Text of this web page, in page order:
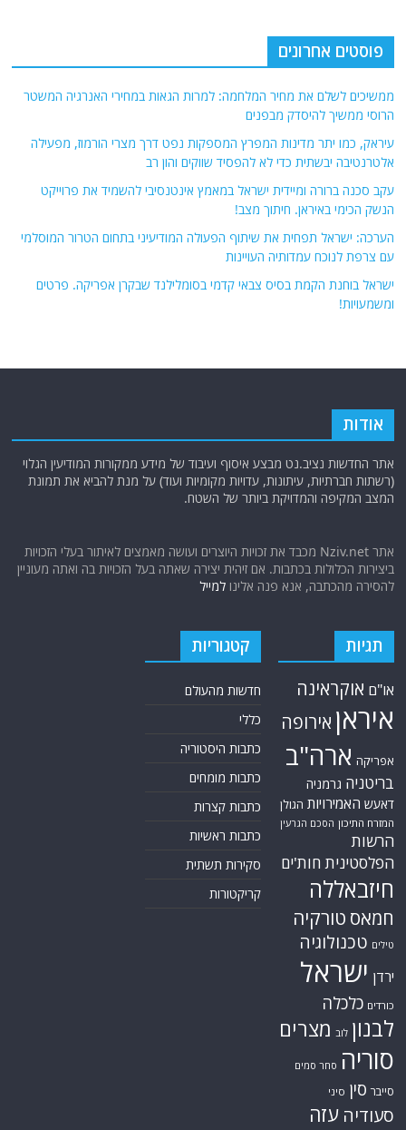
פוסטים אחרונים
ממשיכים לשלם את מחיר המלחמה: למרות הגאות במחירי האנרגיה המשטר
הרוסי ממשיך להיסדק מבפנים
עיראק, כמו יתר מדינות המפרץ המספקות נפט דרך מצרי הורמוז, מפעילה
אלטרנטיבה יבשתית כדי לא להפסיד שווקים והון רב
עקב סכנה ברורה ומיידית ישראל במאמץ אינטנסיבי להשמיד את פרוייקט
הנשק הכימי באיראן. חיתוך מצב!
הערכה: ישראל תפחית את שיתוף הפעולה המודיעיני בתחום הטרור המוסלמי
עם צרפת לנוכח עמדותיה העויינות
ישראל בוחנת הקמת בסיס צבאי קדמי בסומלילנד שבקרן אפריקה. פרטים
ומשמעויות!
אודות
אתר החדשות נציב.נט מבצע איסוף ועיבוד של מידע ממקורות המודיעין הגלוי
(רשתות חברתיות, עיתונות, עדויות מקומיות ועוד) על מנת להביא את תמונת
המצב המקיפה והמדויקת ביותר של השטח.
אתר Nziv.net מכבד את זכויות היוצרים ועושה מאמצים לאיתור בעלי הזכויות
ביצירות הכלולות בכתבות. אם זיהית יצירה שאתה בעל הזכויות בה ואתה מעוניין
להסירה מהכתבה, אנא פנה אלינולמייל
תגיות
או"ם אוקראינה
איראן אירופה
אפריקה ארה"ב
בריטניה גרמניה
דאעש האמירויות הגולן
המזרח התיכון הסכם הגרעין
הרשות
הפלסטינית חות'ים
חיזבאללה
חמאס טורקיה
טילים טכנולוגיה
ירדן ישראל
כורדים כלכלה
לבנון לוב מצרים
סוריה סחר סמים
סייבר סין סיני
סעודיה עזה
קטגוריות
חדשות מהעולם
כללי
כתבות היסטוריה
כתבות מומחים
כתבות קצרות
כתבות ראשיות
סקירות תשתית
קריקטורות